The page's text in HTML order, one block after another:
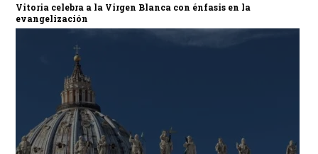
Vitoria celebra a la Virgen Blanca con énfasis en la
evangelización